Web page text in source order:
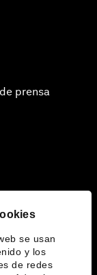
se usan
y los
de redes
prensa